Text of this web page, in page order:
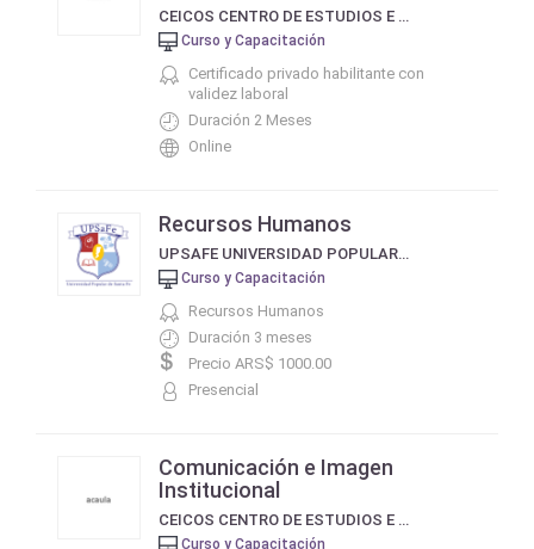
CEICOS CENTRO DE ESTUDIOS E INVESTIGACIÓN EN COMUNICACIÓN SOCIAL
Curso y Capacitación
Certificado privado habilitante con
validez laboral
Duración 2 Meses
Online
Recursos Humanos
UPSAFE UNIVERSIDAD POPULAR DE SANTA FE
Curso y Capacitación
Recursos Humanos
Duración 3 meses
Precio ARS$ 1000.00
Presencial
Comunicación e Imagen
Institucional
CEICOS CENTRO DE ESTUDIOS E INVESTIGACIÓN EN COMUNICACIÓN SOCIAL
Curso y Capacitación